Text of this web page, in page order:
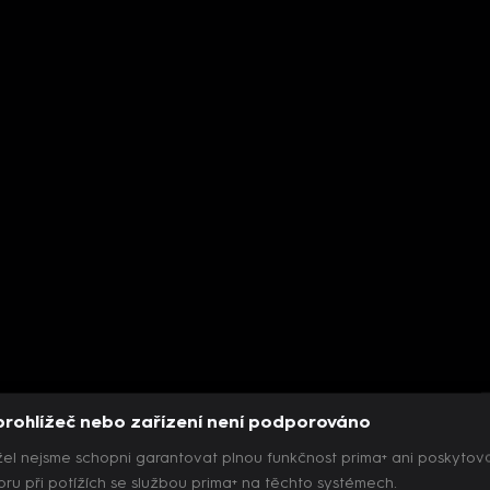
nebo zařízení není podporováno
nejsme schopni garantovat plnou funkčnost prima+ ani
při potížích se službou prima+ na těchto systémech.